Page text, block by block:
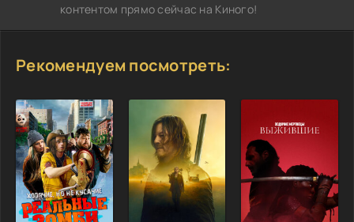
контентом прямо сейчас на Киного!
Рекомендуем посмотреть: